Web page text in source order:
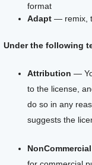
format
Adapt — remix,
Under the following
Attribution —
to the license,
do so in any
suggests the
NonCommercial